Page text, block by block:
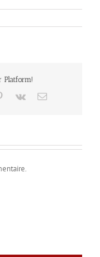
Platform!
Pinterest
Vk Email